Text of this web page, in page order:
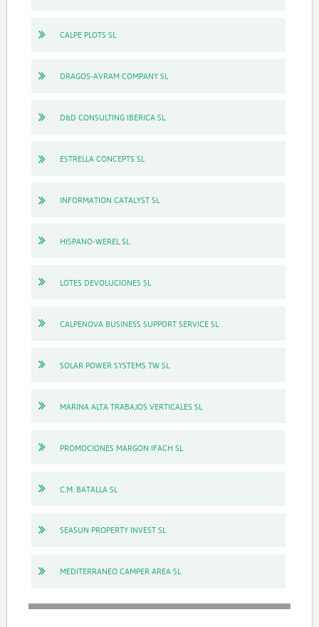
CALPE PLOTS SL
DRAGOS-AVRAM COMPANY SL
D&D CONSULTING IBERICA SL
ESTRELLA CONCEPTS SL
INFORMATION CATALYST SL
HISPANO-WEREL SL
LOTES DEVOLUCIONES SL
CALPENOVA BUSINESS SUPPORT SERVICE SL
SOLAR POWER SYSTEMS TW SL
MARINA ALTA TRABAJOS VERTICALES SL
PROMOCIONES MARGON IFACH SL
C.M. BATALLA SL
SEASUN PROPERTY INVEST SL
MEDITERRANEO CAMPER AREA SL